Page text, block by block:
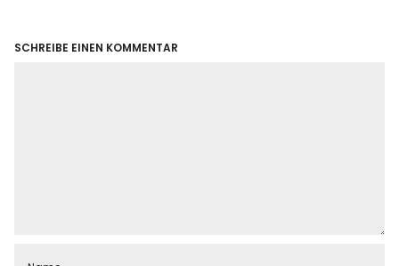
SCHREIBE EINEN KOMMENTAR